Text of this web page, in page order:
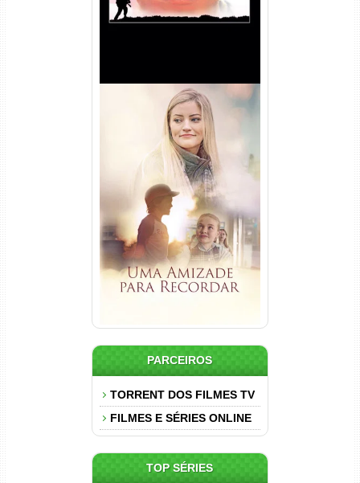
Uma Amizade para Recordar
Torrent (2025) WEB-DL 1080p
Dual Áudio
PARCEIROS
TORRENT DOS FILMES TV
FILMES E SÉRIES ONLINE
TOP SÉRIES